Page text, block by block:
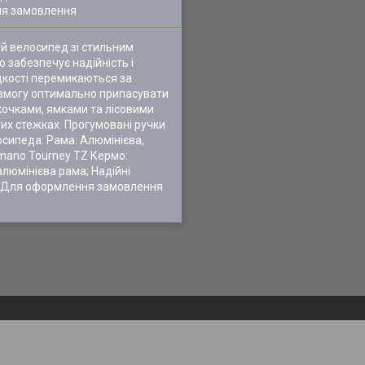
замовлення
велосипед зі стильним
надійність і
перемикаються за
оптимально припасувати
ямками та лісовими
стежках. Прогумовані ручки
Рама: Алюмінієва,
Tourney TZ Кермо:
рама; Надійні
Для оформлення замовлення